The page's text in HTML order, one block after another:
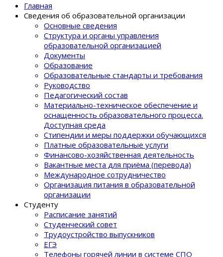
Главная
Сведения об образовательной организации
Основные сведения
Структура и органы управления
образовательной организацией
Документы
Образование
Образовательные стандарты и требования
Руководство
Педагогический состав
Материально-техническое обеспечение и
оснащенность образовательного процеcса.
Доступная среда
Стипендии и меры поддержки обучающихся
Платные образовательные услуги
Финансово-хозяйственная деятельность
Вакантные места для приёма (перевода)
Международное сотрудничество
Организация питания в образовательной
организации
Студенту
Расписание занятий
Студенческий совет
Трудоустройство выпускников
ЕГЭ
Телефоны горячей линии в системе СПО